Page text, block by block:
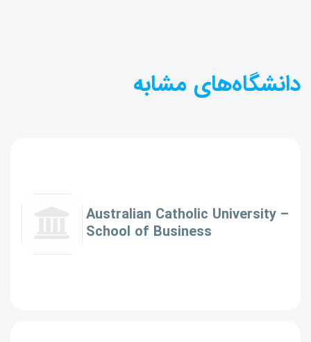
دانشگاه‌های مشابه
Australian Catholic University –
School of Business